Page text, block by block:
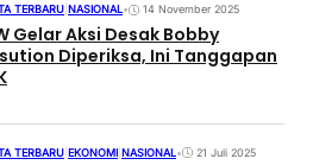
TERBARU NASIONAL• 14 November 2025
Gelar Aksi Desak Bobby
Diperiksa, Ini Tanggapan
TERBARU EKONOMI NASIONAL• 21 Juli 2025